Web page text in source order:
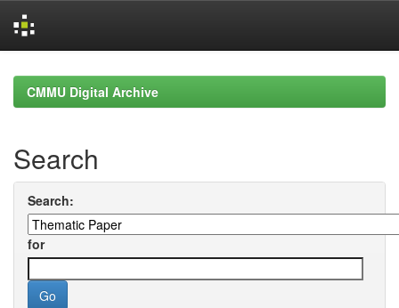
navigationCMMU Digital Archive
Search
Search:
for